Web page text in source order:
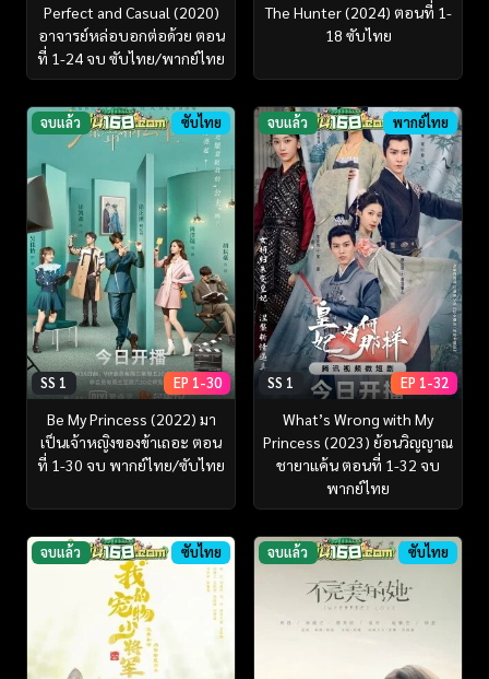
Perfect and Casual (2020)
อาจารย์หล่อบอกต่อด้วย ตอน
ที่ 1-24 จบ ซับไทย/พากย์ไทย
The Hunter (2024) ตอนที่ 1-
18 ซับไทย
จบแล้ว ซับไทย
SS 1 EP 1-30
Be My Princess (2022) มา
เป็นเจ้าหญิงของข้าเถอะ ตอน
ที่ 1-30 จบ พากย์ไทย/ซับไทย
จบแล้ว พากย์ไทย
SS 1 EP 1-32
What’s Wrong with My
Princess (2023) ย้อนวิญญาณ
ชายาแค้น ตอนที่ 1-32 จบ
พากย์ไทย
จบแล้ว ซับไทย จบแล้ว ซับไทย